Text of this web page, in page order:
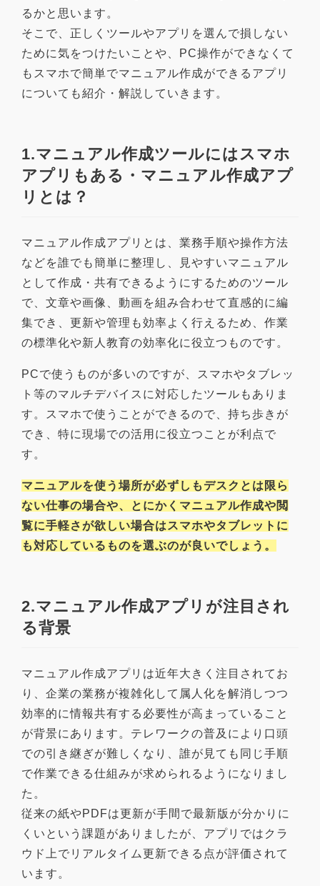
るかと思います。
そこで、正しくツールやアプリを選んで損しない
ために気をつけたいことや、PC操作ができなくて
もスマホで簡単でマニュアル作成ができるアプリ
についても紹介・解説していきます。
1.マニュアル作成ツールにはスマホ
アプリもある・マニュアル作成アプ
リとは？
マニュアル作成アプリとは、業務手順や操作方法
などを誰でも簡単に整理し、見やすいマニュアル
として作成・共有できるようにするためのツール
で、文章や画像、動画を組み合わせて直感的に編
集でき、更新や管理も効率よく行えるため、作業
の標準化や新人教育の効率化に役立つものです。
PCで使うものが多いのですが、スマホやタブレッ
ト等のマルチデバイスに対応したツールもありま
す。スマホで使うことができるので、持ち歩きが
でき、特に現場での活用に役立つことが利点で
す。
マニュアルを使う場所が必ずしもデスクとは限ら
ない仕事の場合や、とにかくマニュアル作成や閲
覧に手軽さが欲しい場合はスマホやタブレットに
も対応しているものを選ぶのが良いでしょう。
2.マニュアル作成アプリが注目され
る背景
マニュアル作成アプリは近年大きく注目されてお
り、企業の業務が複雑化して属人化を解消しつつ
効率的に情報共有する必要性が高まっていること
が背景にあります。テレワークの普及により口頭
での引き継ぎが難しくなり、誰が見ても同じ手順
で作業できる仕組みが求められるようになりまし
た。
従来の紙やPDFは更新が手間で最新版が分かりに
くいという課題がありましたが、アプリではクラ
ウド上でリアルタイム更新できる点が評価されて
います。